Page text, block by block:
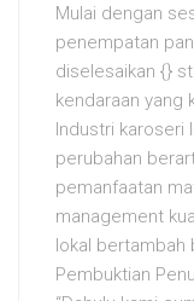
Mulai dengan
penempatan
diselesaikan {}
kendaraan yang
Industri karoseri
perubahan
pemanfaatan
management
lokal bertambah
Pembuktian